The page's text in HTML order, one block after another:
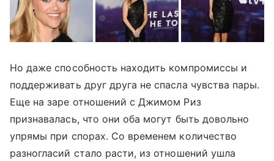
Но даже способность находить компромиссы и
поддерживать друг друга не спасла чувства пары.
Еще на заре отношений с Джимом Риз
признавалась, что они оба могут быть довольно
упрямы при спорах. Со временем количество
разногласий стало расти, из отношений ушла